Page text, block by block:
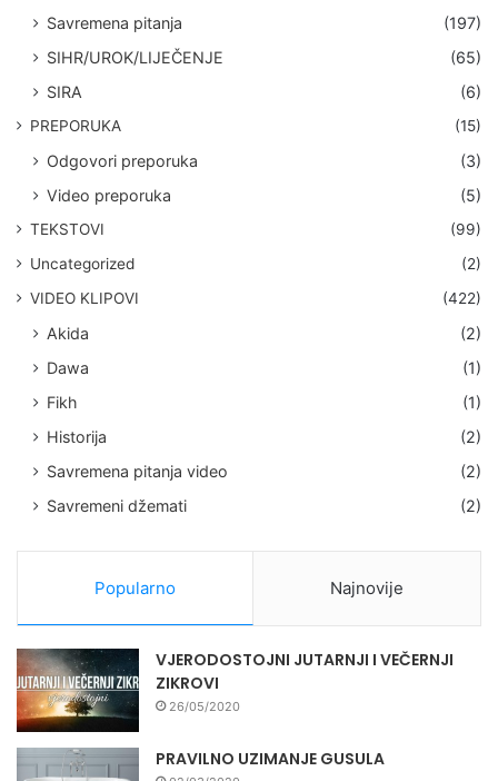
Savremena pitanja
(197)
SIHR/UROK/LIJEČENJE
(65)
SIRA
(6)
PREPORUKA (15)
Odgovori preporuka
(3)
Video preporuka
(5)
TEKSTOVI
(99)
Uncategorized
(2)
VIDEO KLIPOVI
(422)
Akida
(2)
Dawa
(1)
Fikh
(1)
Historija
(2)
Savremena pitanja video
(2)
Savremeni džemati
(2)
Popularno Najnovije
VJERODOSTOJNI JUTARNJI I VEČERNJI
ZIKROVI
26/05/2020
PRAVILNO UZIMANJE GUSULA